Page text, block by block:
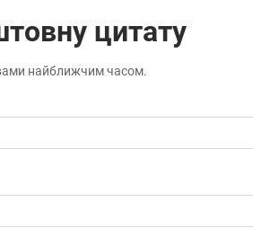
цитату
найближчим часом.